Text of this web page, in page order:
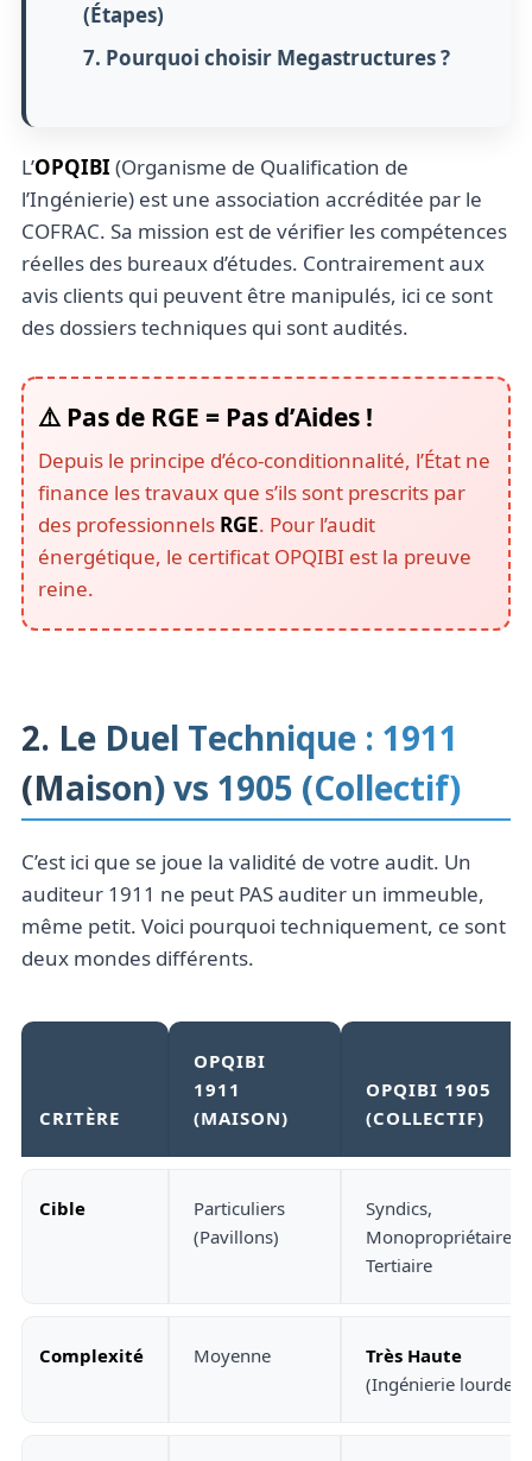
(Étapes)
7. Pourquoi choisir Megastructures ?
L’OPQIBI (Organisme de Qualification de
l’Ingénierie) est une association accréditée par le
COFRAC. Sa mission est de vérifier les compétences
réelles des bureaux d’études. Contrairement aux
avis clients qui peuvent être manipulés, ici ce sont
des dossiers techniques qui sont audités.
⚠️ Pas de RGE = Pas d’Aides !
Depuis le principe d’éco-conditionnalité, l’État ne
finance les travaux que s’ils sont prescrits par
des professionnels RGE. Pour l’audit
énergétique, le certificat OPQIBI est la preuve
reine.
2. Le Duel Technique : 1911
(Maison) vs 1905 (Collectif)
C’est ici que se joue la validité de votre audit. Un
auditeur 1911 ne peut PAS auditer un immeuble,
même petit. Voici pourquoi techniquement, ce sont
deux mondes différents.
CRITÈRE
OPQIBI
1911
(MAISON)
OPQIBI 1905
(COLLECTIF)
Cible
Particuliers
(Pavillons)
Syndics,
Monopropriétaires,
Tertiaire
Complexité Moyenne
Très Haute
(Ingénierie lourde)